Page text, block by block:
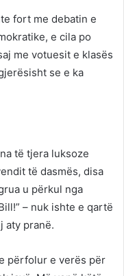
fort me debatin e
e cila po
me votuesit e klasës
se e ka
të tjera luksoze
të dasmës, disa
u përkul nga
– nuk ishte e qartë
aty pranë.
përfolur e verës për